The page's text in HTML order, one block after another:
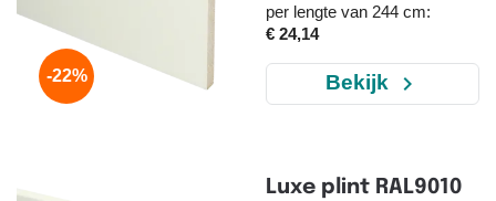
per lengte van 244 cm:
€ 24,14
Bekijk navigate_next
-22%
Luxe plint RAL9010